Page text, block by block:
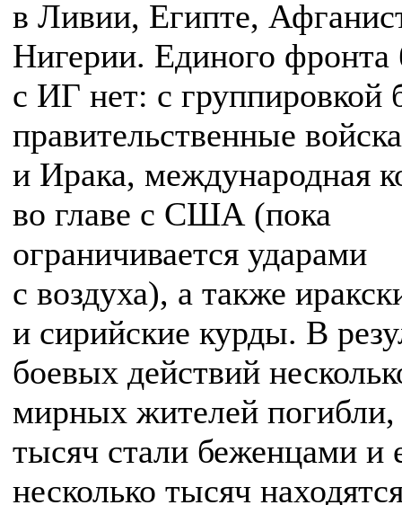
в Ливии, Египте,
Нигерии. Единого фронта
с ИГ нет: с группировкой
правительственные
и Ирака, международная
во главе с США (пока
ограничивается ударами
с воздуха), а также
и сирийские курды. В
боевых действий
мирных жителей погибли,
тысяч стали беженцами и
несколько тысяч